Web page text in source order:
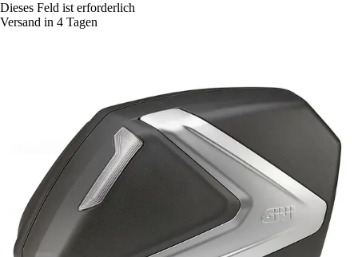
Dieses Feld ist erforderlich
Versand in 4 Tagen